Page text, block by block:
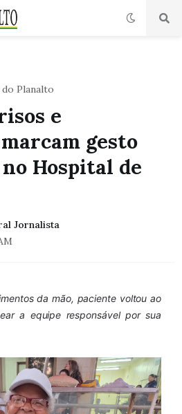
Planalto
e
gesto
Hospital de
Jornalista
da mão, paciente voltou ao
a equipe responsável por sua